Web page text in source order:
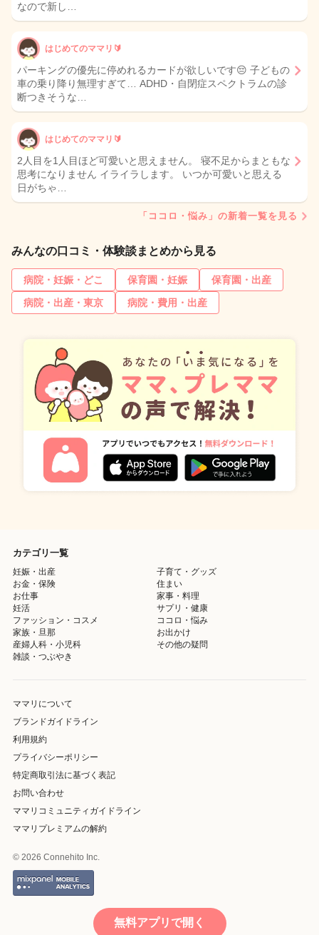
なので新し…
はじめてのママリ🔰
パーキングの優先に停めれるカードが欲しいです😔 子どもの
車の乗り降り無理すぎて… ADHD・自閉症スペクトラムの診
断つきそうな…
はじめてのママリ🔰
2人目を1人目ほど可愛いと思えません。 寝不足からまともな
思考になりません イライラします。 いつか可愛いと思える
日がちゃ…
「ココロ・悩み」の新着一覧を見る
みんなの口コミ・体験談まとめから見る
病院・妊娠・どこ 保育園・妊娠
保育園・出産
病院・出産・東京
病院・費用・出産
カテゴリ一覧
妊娠・出産
子育て・グッズ
お金・保険
住まい
お仕事
家事・料理
妊活
サプリ・健康
ファッション・コスメ
ココロ・悩み
家族・旦那
お出かけ
産婦人科・小児科
その他の疑問
雑談・つぶやき
ママリについて
ブランドガイドライン
利用規約
プライバシーポリシー
特定商取引法に基づく表記
お問い合わせ
ママリコミュニティガイドライン
ママリプレミアムの解約
© 2026 Connehito Inc.
無料アプリで開く